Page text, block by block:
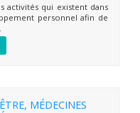
activités qui existent dans
personnel afin de
MÉDECINES